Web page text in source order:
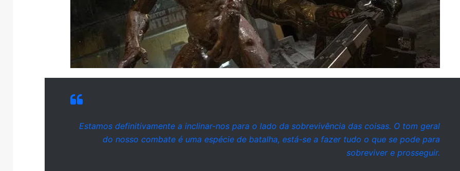
Estamos definitivamente a inclinar-nos para o lado da sobrevivência das coisas. O tom geral
do nosso combate é uma espécie de batalha, está-se a fazer tudo o que se pode para
sobreviver e prosseguir.